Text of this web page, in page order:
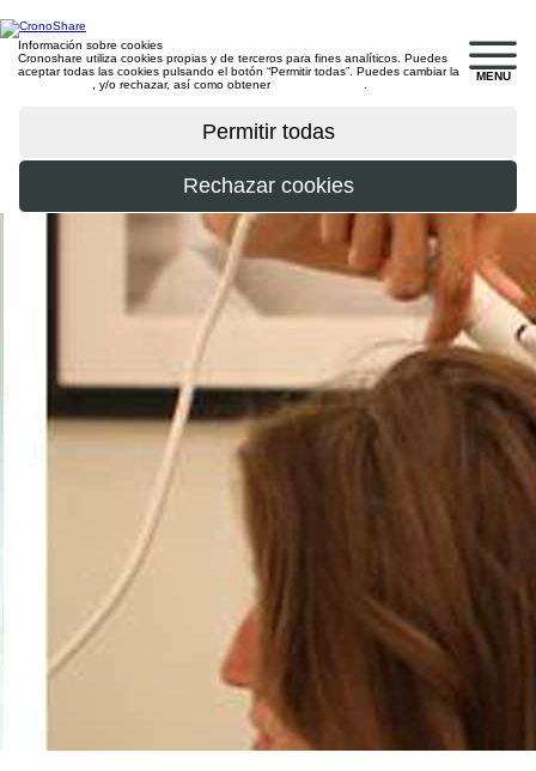
MENU
Información sobre cookies
Cronoshare utiliza cookies propias y de terceros para fines analíticos. Puedes
aceptar todas las cookies pulsando el botón “Permitir todas”. Puedes cambiar la
, y/o rechazar, así como obtener